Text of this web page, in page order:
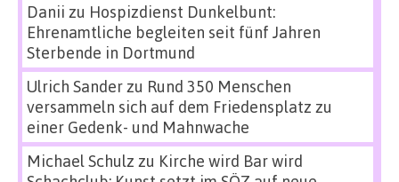
Danii zu Hospizdienst Dunkelbunt:
Ehrenamtliche begleiten seit fünf Jahren
Sterbende in Dortmund
Ulrich Sanderzu Rund 350 Menschen
versammeln sich auf dem Friedensplatz zu
einer Gedenk- und Mahnwache
Michael Schulz zu Kirche wird Bar wird